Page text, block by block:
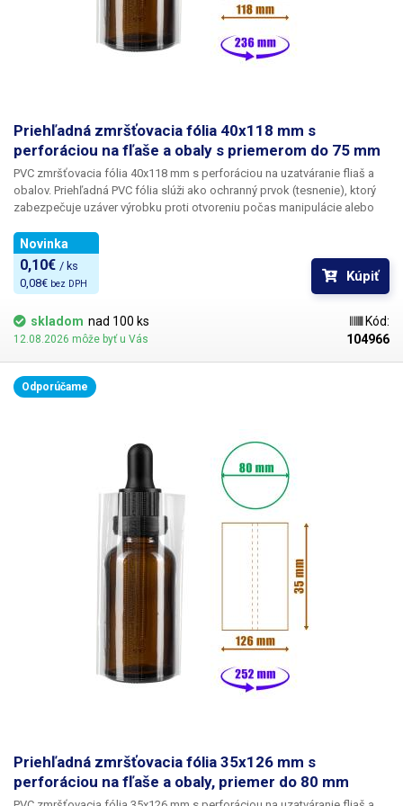
Priehľadná zmršťovacia fólia 40x118 mm s
perforáciou na fľaše a obaly s priemerom do 75 mm
PVC zmršťovacia fólia 40x118 mm s perforáciou na uzatváranie fliaš a
obalov. Priehľadná PVC fólia slúži ako ochranný prvok (tesnenie), ktorý
zabezpečuje uzáver výrobku proti otvoreniu počas manipulácie alebo
originálne zabalený výrobok, ktorý nebol nikdy otvorený a použitý. Fóliu
možno použiť na sklenené fľaštičky, fľaštičky s kvapkadlom, skúmavky,
hrdlá fliaš atď. Fólia sa vždy prispôsobí tvaru obalu.
Fólia so šírkou 118
mm je vhodná na fľaše s priemerom do 75 mm
, po zahriatí
jeho tvaru, maximálny pomer zmrštenia je 1:2.
Priehľadná fólia tvorí
zmršťovací obal, ktorý možno jednoducho nasunúť na fľašu a potom
zmrštiť pomocou teplovzdušnej pištole alebo tepelného tunela. Fólia
má perforáciu, takže zmršťovaciu fóliu možno z fľaše odstrániť
odtrhnutím perforovanej časti.
možno použiť na akékoľvek podobné fľaše, obaly, rúrky s priemerom do
Na zmršťovanie je ideálne použiť teplovzdušnú pištoľ spolu s
nástavcom. Fľaša nie je súčasťou balenia.Balenie:1ks PVC zmršťovacia
Novinka
0,10€ / ks
0,08€ bez DPH Kúpiť
skladom nad 100 ks
12.08.2026 môže byť u Vás
Kód:
104966
Priehľadná zmršťovacia fólia 35x126 mm s
perforáciou na fľaše a obaly, priemer do 80 mm
Odporúčame